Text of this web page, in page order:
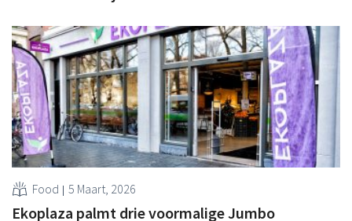
Food 5 Maart, 2026
Ekoplaza palmt drie voormalige Jumbo